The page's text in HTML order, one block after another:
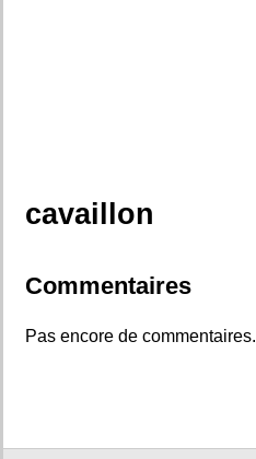
cavaillon
Commentaires
Pas encore de commentaires.